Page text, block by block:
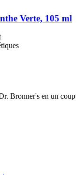
Verte, 105 ml
Bronner's en un coup